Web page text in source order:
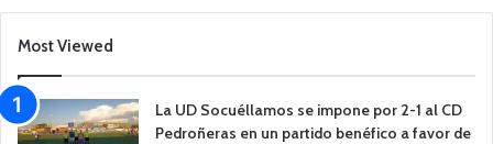
Most Viewed
La UD Socuéllamos se impone por 2-1 al CD
Pedroñeras en un partido benéfico a favor de